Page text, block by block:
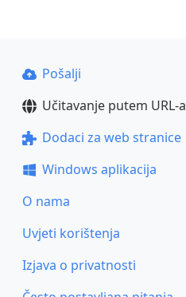
Pošalji
Učitavanje putem URL-a
Dodaci za web stranice
Windows aplikacija
O nama
Uvjeti korištenja
Izjava o privatnosti